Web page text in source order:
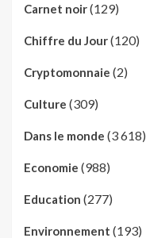
Carnet noir(129)
Chiffre du Jour(120)
Cryptomonnaie (2)
Culture (309)
Dans le monde (3 618)
Economie (988)
Education (277)
Environnement (193)